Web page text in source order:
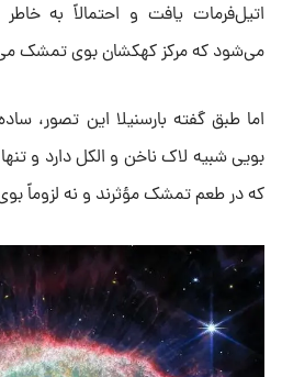
اتیل‌فرمات یافت و احتمالاً به
می‌شود که مرکز کهکشان بوی تمشک
اما طبق گفته بارسنیلا این تصور،
بویی شبیه لاک ناخن و الکل دارد و
که در طعم تمشک مؤثرند و نه لزوماً